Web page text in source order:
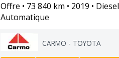
Offre 73 840 km 2019
Diesel
Automatique
CARMO - TOYOTA